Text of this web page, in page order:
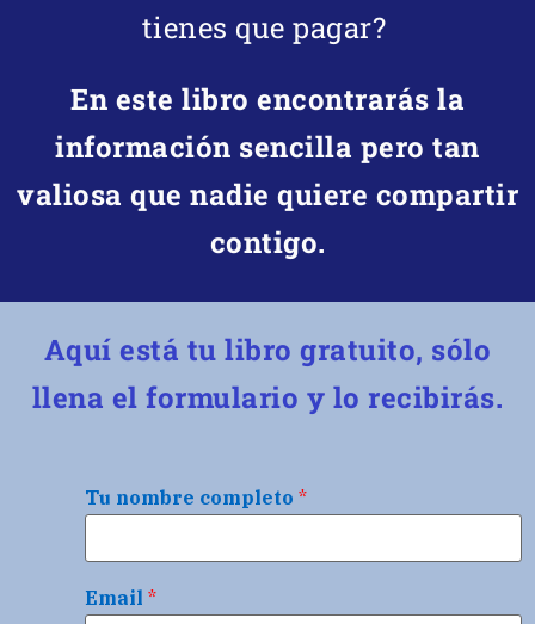
tienes que pagar?
En este libro encontrarás la
información sencilla pero tan
valiosa que nadie quiere compartir
contigo.
Aquí está tu libro gratuito, sólo
llena el formulario y lo recibirás.
Tu nombre completo *
Email *